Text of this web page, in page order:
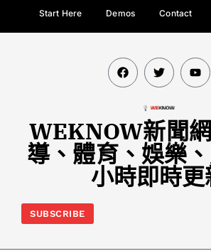
Start Here Demos Contact
WEKNOW新聞
導、體育、娛樂
小時即時更
SUBSCRIBE